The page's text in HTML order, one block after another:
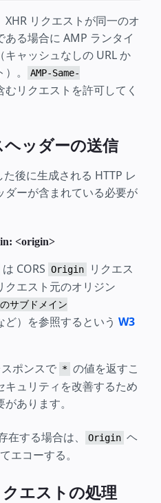
リクエストが同一のオ
る場合に AMP ランタイ
ャッシュなしの URL か
。
AMP-Same-
むリクエストを許可してく
ヘッダーの送信
後に生成される HTTP レ
ダーが含まれている必要が
<origin>
は CORS Origin
リクエス
クエスト元のオリジン
サブドメイン
ど）を参照するという W3
ポンスで * の値を返すこ
キュリティを改善するため
あります。
在する場合は、 Origin ヘ
エコーする。
エストの処理